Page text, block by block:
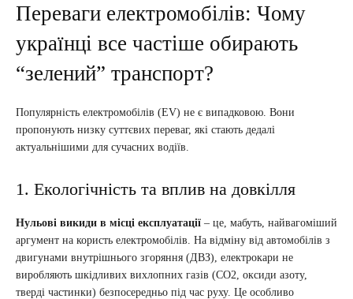
Переваги електромобілів: Чому
українці все частіше обирають
“зелений” транспорт?
Популярність електромобілів (EV) не є випадковою. Вони
пропонують низку суттєвих переваг, які стають дедалі
актуальнішими для сучасних водіїв.
1. Екологічність та вплив на довкілля
Нульові викиди в місці експлуатації – це, мабуть, найвагоміший
аргумент на користь електромобілів. На відміну від автомобілів з
двигунами внутрішнього згоряння (ДВЗ), електрокари не
виробляють шкідливих вихлопних газів (CO2, оксиди азоту,
тверді частинки) безпосередньо під час руху. Це особливо